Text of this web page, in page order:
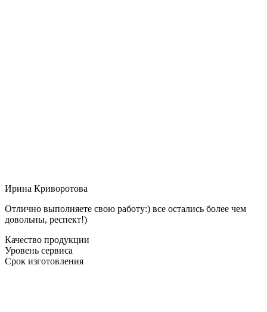
Ирина Криворотова
Отлично выполняете свою работу:) все остались более чем
довольны, респект!)
Качество продукции
Уровень сервиса
Срок изготовления